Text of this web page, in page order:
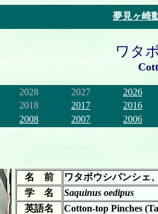
夢見ヶ崎
ワタ
2028 2027
2026
2018 2017
2016
2008 2007 2006
名 前
ワタボウシパンシェ
学 名
Saquinus oedipus
英語名
Cotton-top Pinches